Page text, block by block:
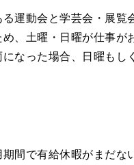
運動会と学芸会・展覧
、土曜・日曜が仕事
なった場合、日曜もし
期間で有給休暇がまだ